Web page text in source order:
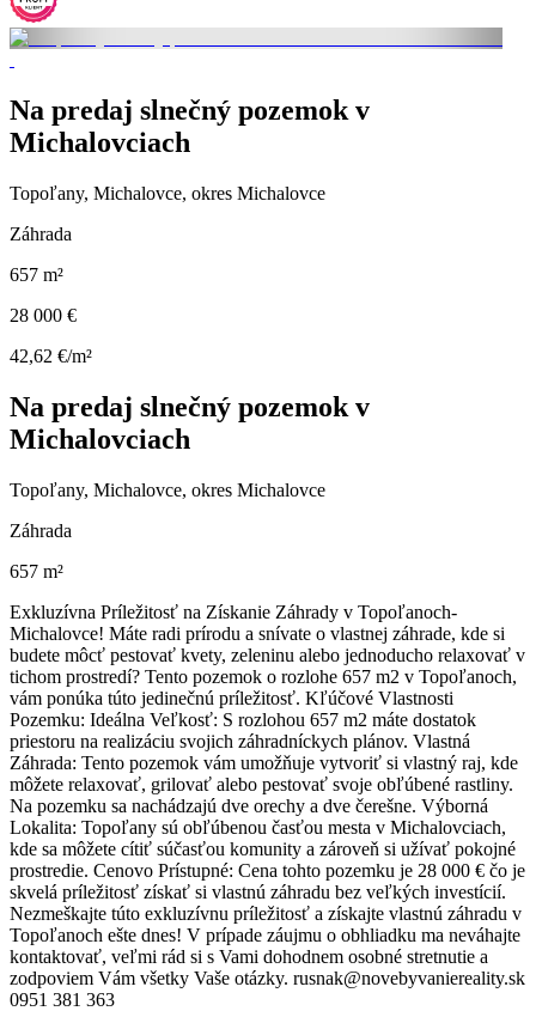
Na predaj slnečný pozemok v
Michalovciach
Topoľany, Michalovce, okres Michalovce
Záhrada
657 m²
28 000 €
42,62 €/m²
Na predaj slnečný pozemok v
Michalovciach
Topoľany, Michalovce, okres Michalovce
Záhrada
657 m²
Exkluzívna Príležitosť na Získanie Záhrady v Topoľanoch-
Michalovce! Máte radi prírodu a snívate o vlastnej záhrade, kde si
budete môcť pestovať kvety, zeleninu alebo jednoducho relaxovať v
tichom prostredí? Tento pozemok o rozlohe 657 m2 v Topoľanoch,
vám ponúka túto jedinečnú príležitosť. Kľúčové Vlastnosti
Pozemku: Ideálna Veľkosť: S rozlohou 657 m2 máte dostatok
priestoru na realizáciu svojich záhradníckych plánov. Vlastná
Záhrada: Tento pozemok vám umožňuje vytvoriť si vlastný raj, kde
môžete relaxovať, grilovať alebo pestovať svoje obľúbené rastliny.
Na pozemku sa nachádzajú dve orechy a dve čerešne. Výborná
Lokalita: Topoľany sú obľúbenou časťou mesta v Michalovciach,
kde sa môžete cítiť súčasťou komunity a zároveň si užívať pokojné
prostredie. Cenovo Prístupné: Cena tohto pozemku je 28 000 € čo je
skvelá príležitosť získať si vlastnú záhradu bez veľkých investícií.
Nezmeškajte túto exkluzívnu príležitosť a získajte vlastnú záhradu v
Topoľanoch ešte dnes! V prípade záujmu o obhliadku ma neváhajte
kontaktovať, veľmi rád si s Vami dohodnem osobné stretnutie a
zodpoviem Vám všetky Vaše otázky. rusnak@novebyvaniereality.sk
0951 381 363